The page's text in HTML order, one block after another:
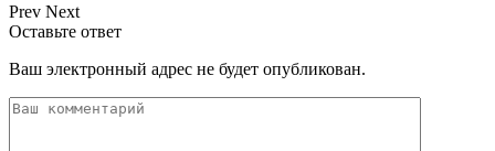
Prev Next
Оставьте ответ
Ваш электронный адрес не будет опубликован.